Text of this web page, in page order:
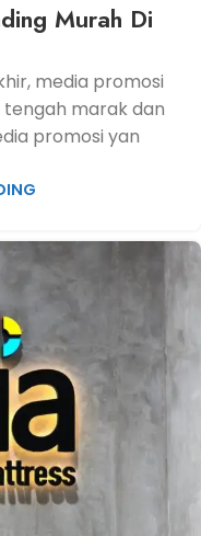
Murah Di
media promosi
marak dan
promosi yan